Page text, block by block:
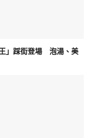
」踩街登場 泡湯、美